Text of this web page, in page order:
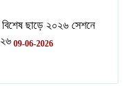
ছাড়ে ২০২৬ সেশনে
09-06-2026